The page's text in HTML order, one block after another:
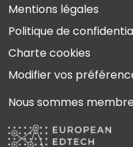
Mentions légales
Politique de
Charte cookies
Modifier vos
Nous sommes